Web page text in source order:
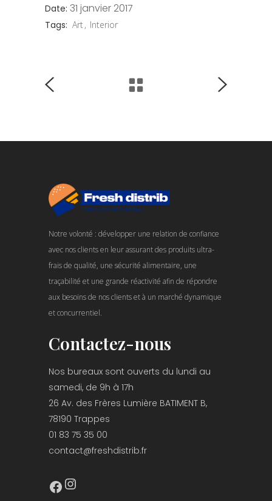
Date: 31 janvier 2017
Tags: Art Interior
Notre volonté : développer une relation de confiance
avec nos clients en leur assurant des produits ultra-
frais de qualité, une sécurité alimentaire, une
traçabilité et une grande réactivité afin de répondre
aux besoins de nos clients et à un marché dynamique
et concurrentiel.
Contactez-nous
Nos bureaux sont ouverts du lundi au
samedi, de 9h à 17h
26 Av. des Frères Lumière BATIMENT B,
78190 Trappes
01 83 75 35 00
contact@freshdistrib.fr
Facebook Instagram